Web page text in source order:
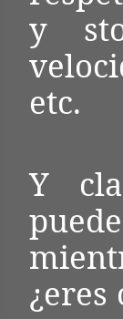
y
etc.
Y
¿eres